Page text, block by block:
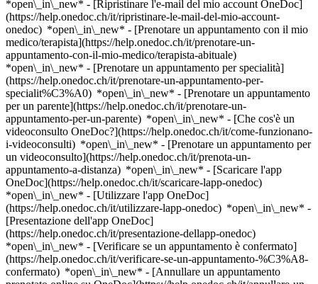
*open\_in\_new* - [Ripristinare l'e-mail del mio account OneDoc]
(https://help.onedoc.ch/it/ripristinare-le-mail-del-mio-account-
onedoc) *open\_in\_new* - [Prenotare un appuntamento con il mio
medico/terapista](https://help.onedoc.ch/it/prenotare-un-
appuntamento-con-il-mio-medico/terapista-abituale)
*open\_in\_new* - [Prenotare un appuntamento per specialità]
(https://help.onedoc.ch/it/prenotare-un-appuntamento-per-
specialit%C3%A0) *open\_in\_new* - [Prenotare un appuntamento
per un parente](https://help.onedoc.ch/it/prenotare-un-
appuntamento-per-un-parente) *open\_in\_new* - [Che cos'è un
videoconsulto OneDoc?](https://help.onedoc.ch/it/come-funzionano-
i-videoconsulti) *open\_in\_new* - [Prenotare un appuntamento per
un videoconsulto](https://help.onedoc.ch/it/prenota-un-
appuntamento-a-distanza) *open\_in\_new* - [Scaricare l'app
OneDoc](https://help.onedoc.ch/it/scaricare-lapp-onedoc)
*open\_in\_new* - [Utilizzare l'app OneDoc]
(https://help.onedoc.ch/it/utilizzare-lapp-onedoc) *open\_in\_new* -
[Presentazione dell'app OneDoc]
(https://help.onedoc.ch/it/presentazione-dellapp-onedoc)
*open\_in\_new* - [Verificare se un appuntamento è confermato](https://help.onedoc.ch/it/verificare-se-un-appuntamento-%C3%A8-confermato) *open\_in\_new* - [Annullare un appuntamento prenotato online su OneDoc](https://help.onedoc.ch/it/annullare-un-appuntamento-prenotato-online-su-onedoc) *open\_in\_new* - [Non ho ricevuto la conferma dell'appuntamento](https://help.onedoc.ch/it/non-ho-ricevuto-la-conferma-dellappuntamento) *open\_in\_new* [Vedi tutti i nostri articoli *open\_in\_new*](https://help.onedoc.ch/it/) # Swiss International Health Center SA ## Centro medico Mappa Presentazione Il team ![Icona fotocamera con simbolo play che indica che il professionista offre videoconsulti](https://www.onedoc.ch/assets/images/icons/video-consultations.svg) ### Video-consulti Swiss International Health Center SA offre video-consulti ![Icona paziente con segno più che indica che il professionista accetta nuovi pazienti](https://www.onedoc.ch/assets/images/icons/new-patients.svg) ### Pazienti accettati Swiss International Health Center SA accetta nuovi pazienti ![Icona valigetta che annuncia le specialità del professionista](https://www.onedoc.ch/assets/images/icons/specialties.svg) ### Specialità Assistenza infermieristica Cardiologia Ematologia Ginecologia e ostetricia Medicina fisica e riabilitazione Medicina generale Medicina interna generale Nutrizione (MCO) Oftalmologia Oncologia medica Reumatologia Screening COVID-19 Urologia [*arrow\_drop\_down*Vedi di più](https://www.onedoc.ch) ![Icona microscopio che annuncia le aree di competenza in cui il professionista è specializzato](https://www.onedoc.ch/assets/images/icons/expertises.svg) ### Competenze Artrite Artrosi Asma Astigmatismo Biopsia prostatica Burnout Calcoli renali Cancro del rene Cancro della prostata Cefalea ed emicrania Chirurgia dell'ipermetropia Chirurgia della miopia Chirurgia della presbiopia Circoncisione Controllo annuale Controllo del libretto di vaccinazione Disfunzione erettile | Impotenza Esame del sangue Esame della vista Esame di idoneità alla guida LIVELLO 1 Esame di idoneità alla guida LIVELLO 2 Esame medico di idoneità al lavoro notturno Febbre | Influenza | Sintomi influenzali | Raffreddore Incontinenza urinaria Infezione delle vie urinarie | Cistite (IVU) Mal di gola | Tonsillite Malattie sessualmente trasmissibili | Infezioni sessualmente trasmissibili (MST/IST) Occhiali Prevenzione cardiovascolare | CardioCheck | CardioTest Problemi di vista Reumatismo Screening infezione urinaria Strabismo Tendinite Test del diabete Test dell'HIV Urgenza medicina generica Vaccinazione contro difterite - tetano - pertosse (DTP) Vaccinazione contro il virus del papilloma umano (HPV) Vaccinazione contro morbillo - orecchioni (parotite) - rosolia (MOR/MMR) Vasectomia [*arrow\_drop\_down*Vedi di più](https://www.onedoc.ch) ![Segnaposto che annuncia la mappa e le informazioni di accesso dello studio](https://www.onedoc.ch/assets/images/icons/map.svg) ### Mappa e informazioni pratiche #### Swiss International Health Center SA Rue de Chantepoulet 25 1201 Ginevra #### Orari di apertura Attualmente chiuso - Apre alle 08:00 *expand\_more* Lunedì: 08:00 - 18:00 Martedì: 08:00 - 18:00 Mercoledì: 08:00 - 18:00 Giovedì: 08:00 - 18:00 Venerdì: 08:00 - 18:00 Sabato: 09:00 - 17:00 Domenica: Chiuso #### Sito web [Visita il sito web *open\_in\_new*](https://swissinternationalhealth.ch/) ![Icona documento che annuncia la presentazione dello studio](https://www.onedoc.ch/assets/images/icons/presentation.svg) ### Presentazione Benvenuto al __Swiss International Health Center SA__, __centro medico__ a Ginevra per il tuo appuntamento medico. - __Nadya Popova__ pratica la __cardiologia__ - __Francis Abihanna__ pratica la __ginecologia e ostetricia__ - __Alain Barmont, Sandra Trifoglio Ouraga, Ben Abderrahman Wajdi, Dehiba Zoheir__ praticano la __medicina generale__ - __Farida Sozet__ pratica la __nutrizione (MCO)__ - __Yves René Cohen__ pratica la __oftalmologia__ - __Khoutir Mahour Bacha__ pratica la __oncologia medica__ - __Djamal Eddine Brakeni__ pratica la __reumatologia__ - __Maurice Salem__ pratica la __urologia__ Per ulteriori informazioni e per fissare un appuntamento, chiama il [022 731 21 20](tel:+41227312120). [](https://assets.onedoc.ch/images/entities/a7492e75154847c58b2cdeae3c8b15126444a26033c154ec764be231148554b3.jpg)[![Swiss International Health Center SA, centro medico a Ginevra](https://assets.onedoc.ch/images/entities/0dfaa9d0739af3d7d794c2c010ee207e55a4d9888e62140c8f1ef2581e08aacc-small.jpg "Swiss International Health Center SA, centro medico a Ginevra")](https://assets.onedoc.ch/images/entities/0dfaa9d0739af3d7d794c2c010ee207e55a4d9888e62140c8f1ef2581e08aacc.jpg)[![Swiss International Health Center SA, centro medico a Ginevra](https://assets.onedoc.ch/images/entities/1fe7eabd0cd98e38d0827551bb9e882b619d2a888088857fa8efc93c9665d77d-small.jpg "Swiss International Health Center SA, centro medico a Ginevra")](https://assets.onedoc.ch/images/entities/1fe7eabd0cd98e38d0827551bb9e882b619d2a888088857fa8efc93c9665d77d.jpg)[![Swiss International Health Center SA, centro medico a Ginevra](https://assets.onedoc.ch/images/entities/40eb02a721d1137ea93fd8e60e6cefe87939662572cd782242996a5e184c236c-small.jpg "Swiss International Health Center SA, centro medico a Ginevra")](https://assets.onedoc.ch/images/entities/40eb02a721d1137ea93fd8e60e6cefe87939662572cd782242996a5e184c236c.jpg) ![Icona gruppo di persone che annuncia l’elenco dei professionisti sanitari dello studio](https://www.onedoc.ch/assets/images/icons/team.svg) ### Il team Cardiologo [![Nadya Popova, cardiologo a Ginevra](https://assets.onedoc.ch/images/users/c3be683b3f36f67b10eb09b7dfa854619e092ac01e2adffe881d9150be0d8972-small.png "Nadya Popova, cardiologo a Ginevra") \ __Dr.ssa Nadya Popova__](https://www.onedoc.ch/it/cardiologo/ginevra/pc02w/dr-nadya-popova) OB-GYN (ostetrico-ginecologo) [![Francis Abihanna, OB-GYN (ostetrico-ginecologo) a Ginevra](https://assets.onedoc.ch/images/users/afdd35d28b0b6f4ee05c3a27cf3686771ec308f418658865d6b8f3aaef93accb-small.png "Francis Abihanna, OB-GYN (ostetrico-ginecologo) a Ginevra") \ __Dr. Francis Abihanna__](https://www.onedoc.ch/it/ob-gyn-ostetrico-ginecologo/ginevra/pcpys/dr-francis-abihanna) Medici generici [![Alain Barmont, medico generico a Ginevra](https://assets.onedoc.ch/images/users/82aedb9d68d5042f618cad44044663e1a2dbc84527c28b562c13913fd10d0d06-small.png "Alain Barmont, medico generico a Ginevra") \ __Dr. Alain Barmont__](https://www.onedoc.ch/it/medico-generico/ginevra/pcpyp/dr-alain-barmont) [![Sandra Trifoglio Ouraga, medico generico a Ginevra](https://assets.onedoc.ch/images/users/3d28ecc8c020a0d33f23c365d959f211c3523bc4dec3d8dc6ca014e35956d285-small.png "Sandra Trifoglio Ouraga, medico generico a Ginevra") \ __Dr.ssa Sandra Trifoglio Ouraga__](https://www.onedoc.ch/it/medico-generico/ginevra/pcpyw/dr-sandra-trifoglio-ouraga) [![Ben Abderrahman Wajdi, medico generico a Ginevra](https://assets.onedoc.ch/images/users/f3fb61319e4561006088f7ad1b8c43420bebf3d6bec64ea8f149e0f7aad93012-small.png "Ben Abderrahman Wajdi, medico generico a Ginevra") \ __Dr. Ben Abderrahman Wajdi__](https://www.onedoc.ch/it/medico-generico/ginevra/pc02x/dr-ben-abderrahman-wajdi) [![Dehiba Zoheir, medico generico a Ginevra](https://assets.onedoc.ch/images/users/6a688fcce4f5df707512155f7d4a1222eaf3989941a615980cccbbb90d93ff57-small.jpg "Dehiba Zoheir, medico generico a Ginevra") \ __Dr. Dehiba Zoheir__](https://www.onedoc.ch/it/medico-generico/ginevra/pczqz/dr-dehiba-zoheir) Terapista della nutrizione (MCO) [![Farida Sozet, terapista della nutrizione (MCO) a Ginevra](https://assets.onedoc.ch/images/users/ba7c9c69a9311d4a317b333642a099b4ed0b85ae97c1b3159a3045cba1242fe0-small.jpg "Farida Sozet, terapista della nutrizione (MCO) a Ginevra") \ __Sig.ra Farida Sozet__](https://www.onedoc.ch/it/terapista-della-nutrizione-mco/ginevra/pcpyr/farida-sozet) Oculista [![Yves René Cohen, oculista a Ginevra](https://assets.onedoc.ch/images/users/de76088d8b69132ad198c7dbe7e54a342b21c49e3126017731c673caa4010b83-small.png "Yves René Cohen, oculista a Ginevra") \ __Dr. Yves René Cohen__](https://www.onedoc.ch/it/oculista/ginevra/pcpyu/dr-yves-rene-cohen) Oncologo [![Khoutir Mahour Bacha, oncologo a Ginevra](https://assets.onedoc.ch/images/users/86e04a2d0b02c8a8d71c7d6340d16915a56f59ab82de5590a841045db82a8d29-small.png "Khoutir Mahour Bacha, oncologo a Ginevra") \ __Dr. Khoutir Mahour Bacha__](https://www.onedoc.ch/it/oncologo/ginevra/pcpyt/dr-khoutir-mahour-bacha) Reumatologo [![Djamal Eddine Brakeni, reumatologo a Ginevra](https://assets.onedoc.ch/images/users/69091191642291845a0fb696539ddd9df5d202ea52ffe40406b6679e28d1bc75-small.png "Djamal Eddine Brakeni, reumatologo a Ginevra") \ __Dr. Djamal Eddine Brakeni__](https://www.onedoc.ch/it/reumatologo/ginevra/pcpyq/dr-djamal-eddine-brakeni) Urologo [![Maurice Salem, urologo a Ginevra](https://assets.onedoc.ch/images/users/bf0386a7b18350f58d70894cbee4ea3a124d33511db90c21a34fdfe9db707c4d-small.png "Maurice Salem, urologo a Ginevra") \ __Dr. Maurice Salem__](https://www.onedoc.ch/it/urologo/ginevra/pcpyv/dr-maurice-salem) ![Icona nuvoletta che annuncia la sezione FAQ](https://www.onedoc.ch/assets/images/icons/faq.svg) ### FAQ *expand\_more* *keyboard\_arrow\_right* ## Qual è l'indirizzo di Swiss International Health Center SA? Swiss International Health Center SA riceve i pazienti in Rue de Chantepoulet 25, 1201 Ginevra. * * * *keyboard\_arrow\_right* ## Quali sono gli orari di apertura di Swiss International Health Center SA? Swiss International Health Center SA è aperto: - Il lunedì dalle 08:00 alle 18:00 - Il martedì dalle 08:00 alle 18:00 - Il mercoledì dalle 08:00 alle 18:00 - Il giovedì dalle 08:00 alle 18:00 - Il venerdì dalle 08:00 alle 18:00 - Il sabato dalle 09:00 alle 17:00 - La domenica chiuso *